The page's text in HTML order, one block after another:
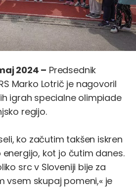
2024 – Predsednik
Marko Lotrič je nagovoril
igrah specialne olimpiade
regijo.
ko začutim takšen iskren
kot jo čutim danes.
src v Sloveniji bije za
vsem skupaj pomeni,« je